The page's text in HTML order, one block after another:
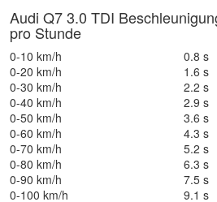
Audi Q7 3.0 TDI
pro Stunde
0-10 km/h
0.8 s
0-20 km/h
1.6 s
0-30 km/h
2.2 s
0-40 km/h
2.9 s
0-50 km/h
3.6 s
0-60 km/h
4.3 s
0-70 km/h
5.2 s
0-80 km/h
6.3 s
0-90 km/h
7.5 s
0-100 km/h
9.1 s